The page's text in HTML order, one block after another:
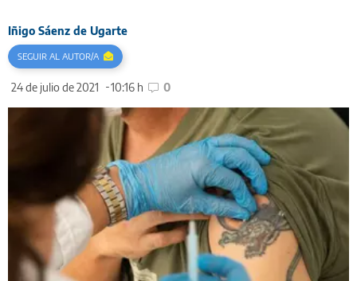
Iñigo Sáenz de Ugarte
24 de julio de 2021 10:16 h 0
SEGUIR AL AUTOR/A